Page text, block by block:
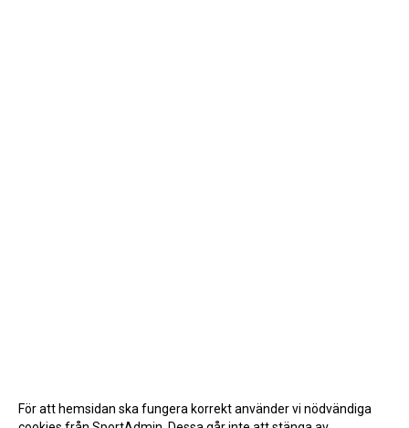
För att hemsidan ska fungera korrekt använder vi nödvändiga